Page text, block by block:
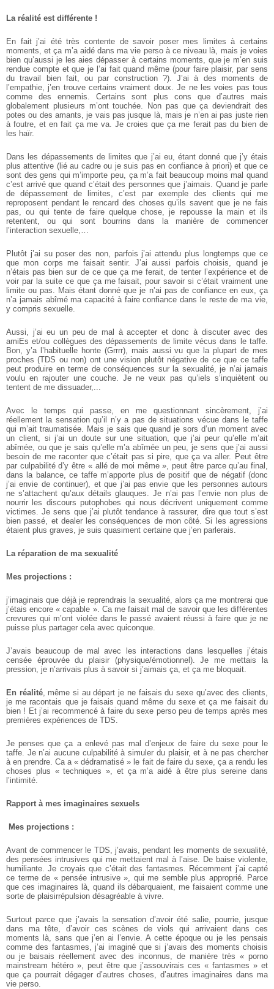
La réalité est différente !
En fait j’ai été très contente de savoir poser mes limites à certains
moments, et ça m’a aidé dans ma vie perso à ce niveau là, mais je voies
bien qu’aussi je les aies dépasser à certains moments, que je m’en suis
rendue compte et que je l’ai fait quand même (pour faire plaisir, par sens
du travail bien fait, ou par construction ?). J’ai à des moments de
l’empathie, j’en trouve certains vraiment doux. Je ne les voies pas tous
comme des ennemis. Certains sont plus cons que d’autres mais
globalement plusieurs m’ont touchée. Non pas que ça deviendrait des
potes ou des amants, je vais pas jusque là, mais je n’en ai pas juste rien
à foutre, et en fait ça me va. Je croies que ça me ferait pas du bien de
les haïr.
Dans les dépassements de limites que j’ai eu, étant donné que j’y étais
plus attentive (lié au cadre ou je suis pas en confiance à priori) et que ce
sont des gens qui m’importe peu, ça m’a fait beaucoup moins mal quand
c’est arrivé que quand c’était des personnes que j’aimais. Quand je parle
de dépassement de limites, c’est par exemple des clients qui me
reproposent pendant le rencard des choses qu’ils savent que je ne fais
pas, ou qui tente de faire quelque chose, je repousse la main et ils
retentent, ou qui sont bourrins dans la manière de commencer
l’interaction sexuelle,…
Plutôt j’ai su poser des non, parfois j’ai attendu plus longtemps que ce
que mon corps me faisait sentir. J’ai aussi parfois choisis, quand je
n’étais pas bien sur de ce que ça me ferait, de tenter l’expérience et de
voir par la suite ce que ça me faisait, pour savoir si c’était vraiment une
limite ou pas. Mais étant donné que je n’ai pas de confiance en eux, ça
n’a jamais abîmé ma capacité à faire confiance dans le reste de ma vie,
y compris sexuelle.
Aussi, j’ai eu un peu de mal à accepter et donc à discuter avec des
amiEs et/ou collègues des dépassements de limite vécus dans le taffe.
Bon, y’a l’habituelle honte (Grrrr), mais aussi vu que la plupart de mes
proches (TDS ou non) ont une vision plutôt négative de ce que ce taffe
peut produire en terme de conséquences sur la sexualité, je n’ai jamais
voulu en rajouter une couche. Je ne veux pas qu’iels s’inquiètent ou
tentent de me dissuader,...
Avec le temps qui passe, en me questionnant sincèrement, j’ai
réellement la sensation qu’il n’y a pas de situations vécue dans le taffe
qui m’ait traumatisée. Mais je sais que quand je sors d’un moment avec
un client, si j’ai un doute sur une situation, que j’ai peur qu’elle m’ait
abîmée, ou que je sais qu’elle m’a abîmée un peu, je sens que j’ai aussi
besoin de me raconter que c’était pas si pire, que ça va aller. Peut être
par culpabilité d’y être « allé de moi même », peut être parce qu’au final,
dans la balance, ce taffe m’apporte plus de positif que de négatif (donc
j’ai envie de continuer), et que j’ai pas envie que les personnes autours
ne s’attachent qu’aux détails glauques. Je n’ai pas l’envie non plus de
nourrir les discours putophobes qui nous décrivent uniquement comme
victimes. Je sens que j’ai plutôt tendance à rassurer, dire que tout s’est
bien passé, et dealer les conséquences de mon côté. Si les agressions
étaient plus graves, je suis quasiment certaine que j’en parlerais. ­
La réparation de ma sexualité ­
Mes projections :
j’imaginais que déjà je reprendrais la sexualité, alors ça me montrerai que
j’étais encore « capable ». Ca me faisait mal de savoir que les différentes
crevures qui m’ont violée dans le passé avaient réussi à faire que je ne
puisse plus partager cela avec quiconque.
J’avais beaucoup de mal avec les interactions dans lesquelles j’étais
censée éprouvée du plaisir (physique/émotionnel). Je me mettais la
pression, je n’arrivais plus à savoir si j’aimais ça, et ça me bloquait.
En réalité, même si au départ je ne faisais du sexe qu’avec des clients,
je me racontais que je faisais quand même du sexe et ça me faisait du
bien ! Et j’ai recommencé à faire du sexe perso peu de temps après mes
premières expériences de TDS.
Je penses que ça a enlevé pas mal d’enjeux de faire du sexe pour le
taffe. Je n’ai aucune culpabilité à simuler du plaisir, et à ne pas chercher
à en prendre. Ca a « dédramatisé » le fait de faire du sexe, ça a rendu les
choses plus « techniques », et ça m’a aidé à être plus sereine dans
l’intimité. ­
Rapport à mes imaginaires sexuels
­ Mes projections :
Avant de commencer le TDS, j’avais, pendant les moments de sexualité,
des pensées intrusives qui me mettaient mal à l’aise. De baise violente,
humiliante. Je croyais que c’était des fantasmes. Récemment j’ai capté
ce terme de « pensée intrusive », qui me semble plus approprié. Parce
que ces imaginaires là, quand ils débarquaient, me faisaient comme une
sorte de plaisir­répulsion désagréable à vivre.
Surtout parce que j’avais la sensation d’avoir été salie, pourrie, jusque
dans ma tête, d’avoir ces scènes de viols qui arrivaient dans ces
moments là, sans que j’en ai l’envie. A cette époque ou je les pensais
comme des fantasmes, j’ai imaginé que si j’avais des moments choisis
ou je baisais réellement avec des inconnus, de manière très « porno
mainstream hétéro », peut être que j’assouvirais ces « fantasmes » et
que ça pourrait dégager d’autres choses, d’autres imaginaires dans ma
vie perso.